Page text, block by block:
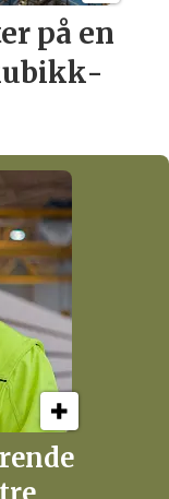
på en